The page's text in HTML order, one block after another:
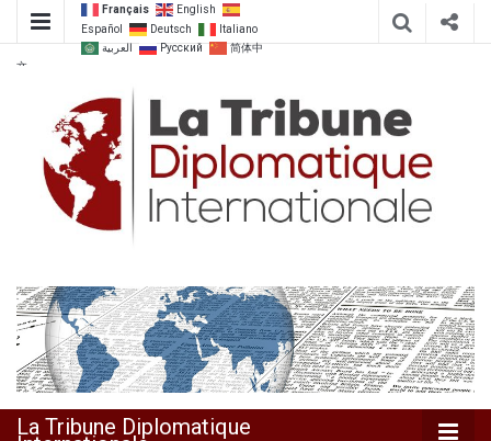
Français
English
Español
Deutsch
Italiano
العربية
Русский
简体中
文
La Tribune
Diplomatique
Internationale
La Tribune Diplomatique